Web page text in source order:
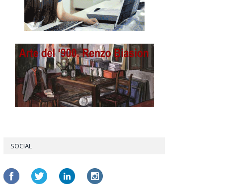
SOCIAL